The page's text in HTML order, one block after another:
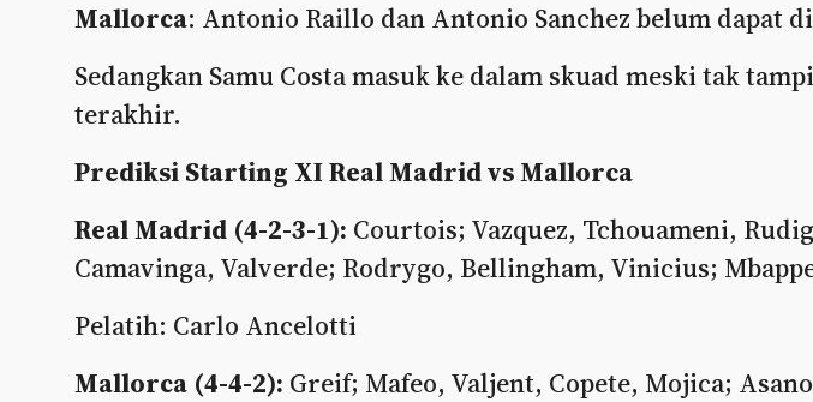
Mallorca: Antonio Raillo dan Antonio Sanchez belum dapat
Sedangkan Samu Costa masuk ke dalam skuad meski tak
terakhir.
Prediksi Starting XI Real Madrid vs Mallorca
Real Madrid (4-2-3-1): Courtois; Vazquez, Tchouameni,
Camavinga, Valverde; Rodrygo, Bellingham, Vinicius;
Pelatih: Carlo Ancelotti
Mallorca (4-4-2): Greif; Mafeo, Valjent, Copete, Mojica;